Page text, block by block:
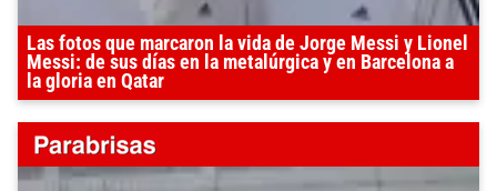
Las fotos que marcaron la vida de Jorge Messi y Lionel
Messi: de sus días en la metalúrgica y en Barcelona a
la gloria en Qatar